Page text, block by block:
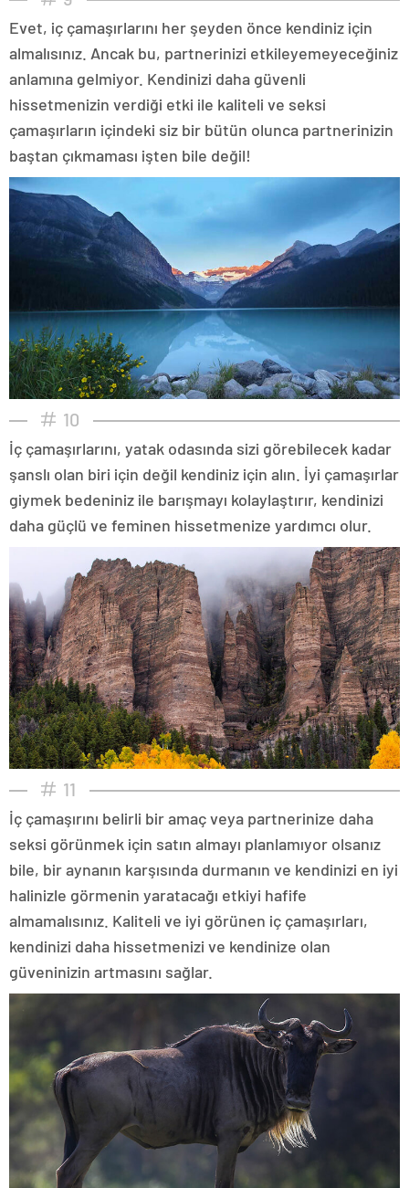
Evet, iç çamaşırlarını her şeyden önce kendiniz için
almalısınız. Ancak bu, partnerinizi etkileyemeyeceğiniz
anlamına gelmiyor. Kendinizi daha güvenli
hissetmenizin verdiği etki ile kaliteli ve seksi
çamaşırların içindeki siz bir bütün olunca partnerinizin
baştan çıkmaması işten bile değil!
10
İç çamaşırlarını, yatak odasında sizi görebilecek kadar
şanslı olan biri için değil kendiniz için alın. İyi çamaşırlar
giymek bedeniniz ile barışmayı kolaylaştırır, kendinizi
daha güçlü ve feminen hissetmenize yardımcı olur.
11
İç çamaşırını belirli bir amaç veya partnerinize daha
seksi görünmek için satın almayı planlamıyor olsanız
bile, bir aynanın karşısında durmanın ve kendinizi en iyi
halinizle görmenin yaratacağı etkiyi hafife
almamalısınız. Kaliteli ve iyi görünen iç çamaşırları,
kendinizi daha hissetmenizi ve kendinize olan
güveninizin artmasını sağlar.